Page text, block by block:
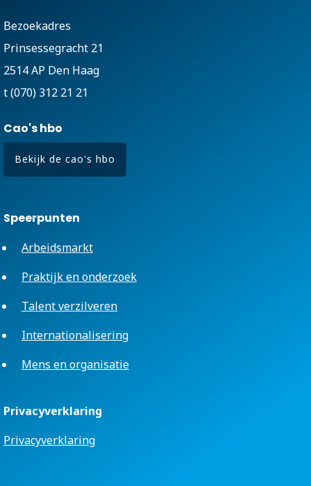
Bezoekadres
Prinsessegracht 21
2514 AP Den Haag
t (070) 312 21 21
Cao's hbo
Bekijk de cao's hbo
Speerpunten
Arbeidsmarkt
Praktijk en onderzoek
Talent verzilveren
Internationalisering
Mens en organisatie
Privacyverklaring
Privacyverklaring